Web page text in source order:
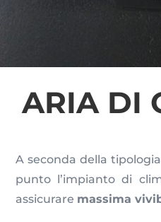
ARIA DI
A seconda della
punto l’impianto di
assicurare massima